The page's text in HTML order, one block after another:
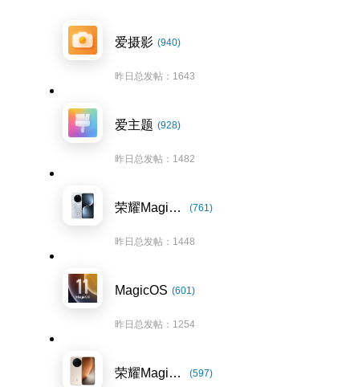
爱摄影 (940)
昨日总发帖：1643
爱主题 (928)
昨日总发帖：1482
荣耀Magic7系列 (761)
昨日总发帖：1448
MagicOS (601)
昨日总发帖：1254
荣耀Magic8系列 (597)